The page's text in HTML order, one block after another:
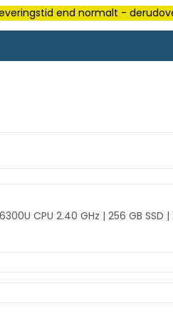
end normalt -
CPU 2.40 GHz | 256 GB SSD |